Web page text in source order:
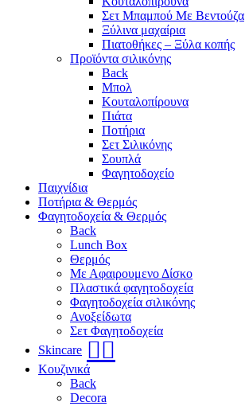
Σετ Μπαμπού Με Βεντούζα
Ξύλινα μαχαίρια
Πιατοθήκες – Ξύλα κοπής
Προϊόντα σιλικόνης
Back
Μπολ
Κουταλοπίρουνα
Πιάτα
Ποτήρια
Σετ Σιλικόνης
Σουπλά
Φαγητοδοχείο
Παιχνίδια
Ποτήρια & Θερμός
Φαγητοδοχεία & Θερμός
Back
Lunch Box
Θερμός
Με Αφαιρουμενο Δίσκο
Πλαστικά φαγητοδοχεία
Φαγητοδοχεία σιλικόνης
Ανοξείδωτα
Σετ Φαγητοδοχεία
Skincare 🧖‍♀️
Κουζινικά
Back
Decora